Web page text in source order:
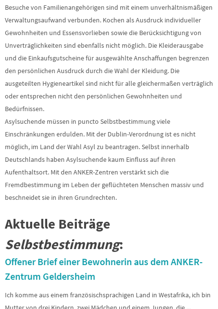
Besuche von Familienangehörigen sind mit einem unverhältnismäßigen
Verwaltungsaufwand verbunden. Kochen als Ausdruck individueller
Gewohnheiten und Essensvorlieben sowie die Berücksichtigung von
Unverträglichkeiten sind ebenfalls nicht möglich. Die Kleiderausgabe
und die Einkaufsgutscheine für ausgewählte Anschaffungen begrenzen
den persönlichen Ausdruck durch die Wahl der Kleidung. Die
ausgeteilten Hygieneartikel sind nicht für alle gleichermaßen verträglich
oder entsprechen nicht den persönlichen Gewohnheiten und
Bedürfnissen.
Asylsuchende müssen in puncto Selbstbestimmung viele
Einschränkungen erdulden. Mit der Dublin-Verordnung ist es nicht
möglich, im Land der Wahl Asyl zu beantragen. Selbst innerhalb
Deutschlands haben Asylsuchende kaum Einfluss auf ihren
Aufenthaltsort. Mit den ANKER-Zentren verstärkt sich die
Fremdbestimmung im Leben der geflüchteten Menschen massiv und
beschneidet sie in ihren Grundrechten.
Aktuelle Beiträge
Selbstbestimmung:
Offener Brief einer Bewohnerin aus dem ANKER-
Zentrum Geldersheim
Ich komme aus einem französischsprachigen Land in Westafrika, ich bin